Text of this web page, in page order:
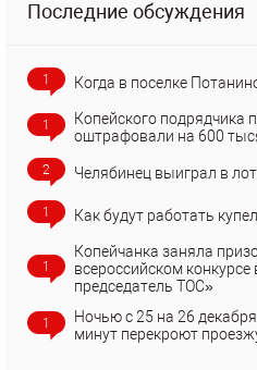
Последние обсуждения
1 Когда в поселке
1
Копейского подрядчика
оштрафовали на 600
2 Челябинец выиграл в
1 Как будут работать
1
Копейчанка заняла
всероссийском
председатель ТОС»
1
Ночью с 25 на 26
минут перекроют